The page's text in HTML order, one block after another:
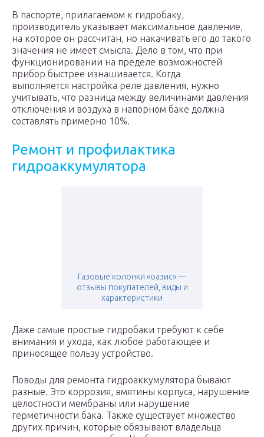
В паспорте, прилагаемом к гидробаку,
производитель указывает максимальное давление,
на которое он рассчитан, но накачивать его до такого
значения не имеет смысла. Дело в том, что при
функционировании на пределе возможностей
прибор быстрее изнашивается. Когда
выполняется настройка реле давления, нужно
учитывать, что разница между величинами давления
отключения и воздуха в напорном баке должна
составлять примерно 10%.
Ремонт и профилактика
гидроаккумулятора
Газовые колонки «оазис» —
отзывы покупателей, виды и
характеристики
Даже самые простые гидробаки требуют к себе
внимания и ухода, как любое работающее и
приносящее пользу устройство.
Поводы для ремонта гидроаккумулятора бывают
разные. Это коррозия, вмятины корпуса, нарушение
целостности мембраны или нарушение
герметичности бака. Также существует множество
других причин, которые обязывают владельца